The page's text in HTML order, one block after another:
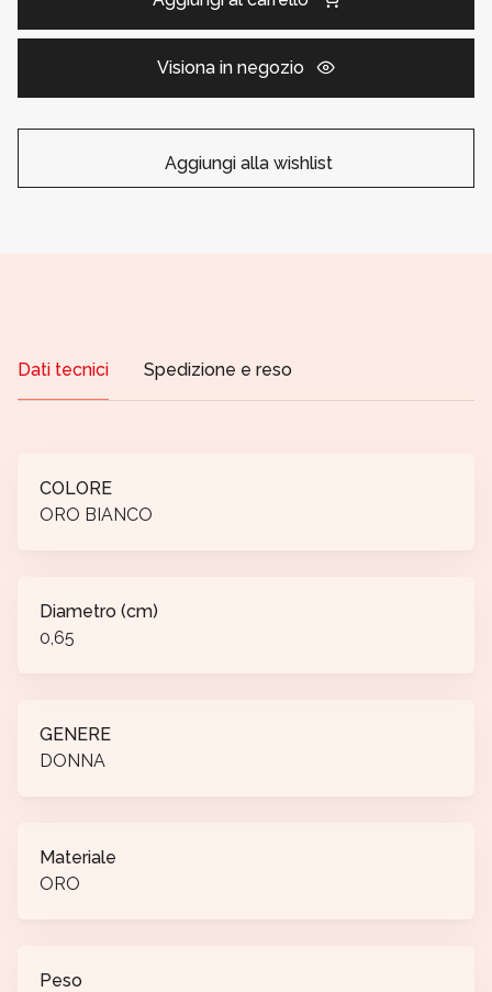
Visiona in negozio
Aggiungi alla wishlist
Dati tecnici Spedizione e reso
COLORE
ORO BIANCO
Diametro (cm)
0,65
GENERE
DONNA
Materiale
ORO
Peso